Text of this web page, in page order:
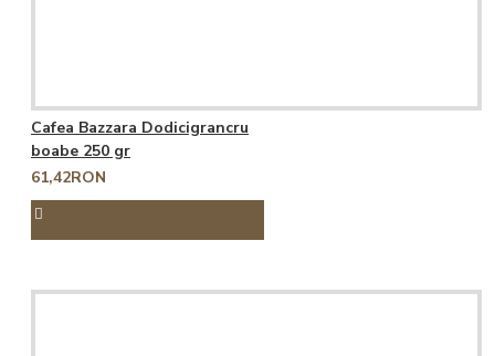
Cafea Bazzara Dodicigrancru
boabe 250 gr
61,42RON